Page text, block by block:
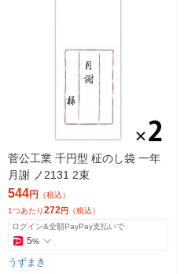
菅公工業 千円型 柾のし袋 一年
月謝 ノ2131 2束
544円 （税込）
1つあたり272円 （税込）
ログイン&全額PayPay支払いで
5%
うずまき